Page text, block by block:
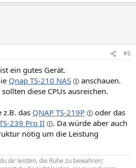
#6
ist ein gutes Gerät.
Qnap TS-210 NAS
anschauen.
diese CPUs ausreichen.
z.B. das QNAP TS-219P
oder das
239 Pro II
. Da würde aber auch
nötig um die Leistung
dir leisten, die Ruhe zu bewahren;